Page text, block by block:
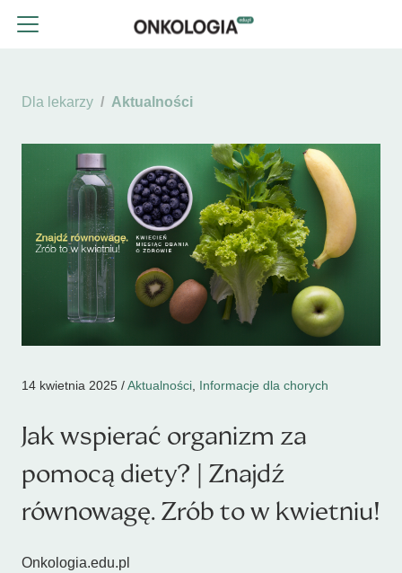
Dla lekarzy Aktualności
14 kwietnia 2025 /Aktualności Informacje dla chorych
Jak wspierać organizm za
pomocą diety? | Znajdź
równowagę. Zrób to w kwietniu!
Onkologia.edu.pl